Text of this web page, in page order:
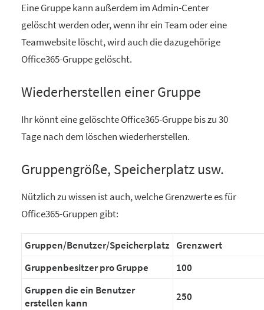
Eine Gruppe kann außerdem im Admin-Center
gelöscht werden oder, wenn ihr ein Team oder eine
Teamwebsite löscht, wird auch die dazugehörige
Office365-Gruppe gelöscht.
Wiederherstellen einer Gruppe
Ihr könnt eine gelöschte Office365-Gruppe bis zu 30
Tage nach dem löschen wiederherstellen.
Gruppengröße, Speicherplatz usw.
Nützlich zu wissen ist auch, welche Grenzwerte es für
Office365-Gruppen gibt:
Gruppen/Benutzer/Speicherplatz Grenzwert
Gruppenbesitzer pro Gruppe
100
Gruppen die ein Benutzer
erstellen kann
250